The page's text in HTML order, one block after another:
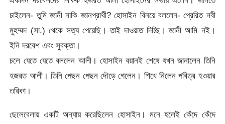
চাইলেন- তুমি জ্ঞানী নাকি জ্ঞানপ্রার্থী? হোসাইন বিনয়ে বললেন- প্রেরিত নবী
মুহম্মদ (সা.) থেকে সত্য পেয়েছি। তাই দাওয়াত দিচ্ছি। জ্ঞানী আমি নই।
ইনি দরবেশ এবং সুবক্তা।
চলে যেতে যেতে বললেন আলী। হোসাইন বয়ানই শেষে যখন জানালেন তিনি
হজরত আলী। তিনি পেছন পেছন দৌড়ে গেলেন। শিখে নিলেন পবিত্র হওয়ার
তরিকা।
ছেলেবেলায় একটি অন্যায় করেছিলেন হোসাইন। মনে হলেই কেঁদে কেঁদে